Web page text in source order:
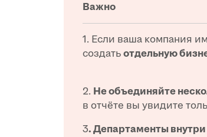
Важно
1. Если ваша компания
создать отдельную
2. Не объединяйте
в отчёте вы увидите
3. Департаменты